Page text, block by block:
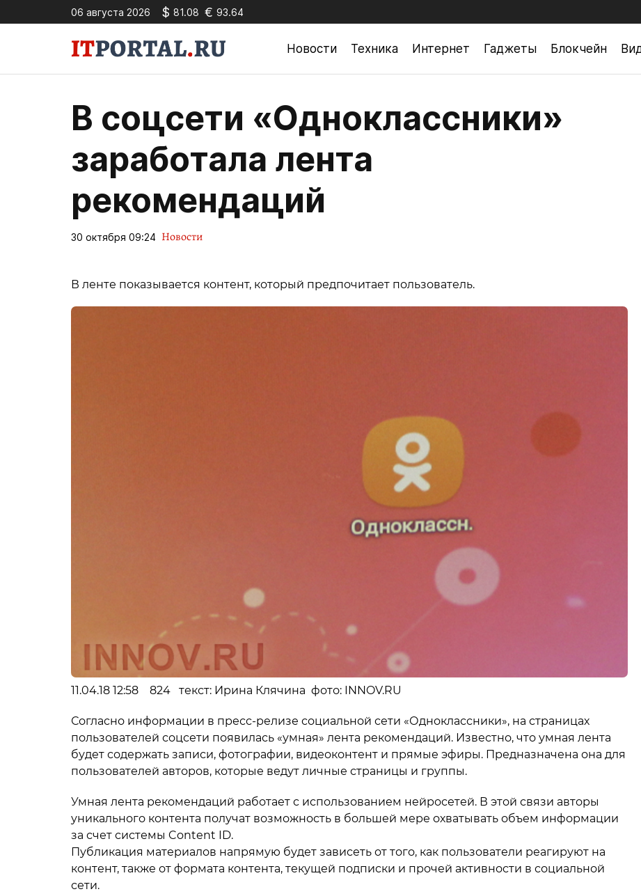
06 августа 2026 $ 81.08 € 93.64
Новости Техника Интернет Гаджеты Блокчейн
В соцсети «Одноклассники»
заработала лента
рекомендаций
30 октября 09:24 Новости
В ленте показывается контент, который предпочитает пользователь.
11.04.18 12:58 824 текст: Ирина Клячина фото: INNOV.RU
Согласно информации в пресс-релизе социальной сети «Одноклассники», на страницах
пользователей соцсети появилась «умная» лента рекомендаций. Известно, что умная лента
будет содержать записи, фотографии, видеоконтент и прямые эфиры. Предназначена она для
пользователей авторов, которые ведут личные страницы и группы.
Умная лента рекомендаций работает с использованием нейросетей. В этой связи авторы
уникального контента получат возможность в большей мере охватывать объем информации
за счет системы Content ID.
Публикация материалов напрямую будет зависеть от того, как пользователи реагируют на
контент, также от формата контента, текущей подписки и прочей активности в социальной
сети.